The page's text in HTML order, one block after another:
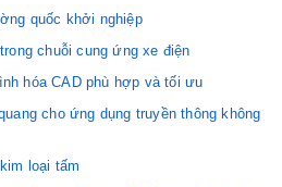
quốc khởi nghiệp
chuỗi cung ứng xe điện
hóa CAD phù hợp và tối ưu
cho ứng dụng truyền thông không
loại tấm